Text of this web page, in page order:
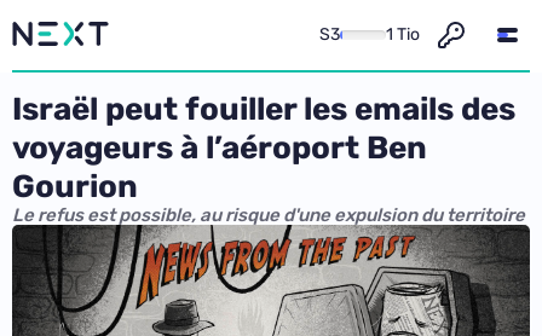
S3 1 Tio
Israël peut fouiller les emails des
voyageurs à l’aéroport Ben
Gourion
Le refus est possible, au risque d'une expulsion du territoire